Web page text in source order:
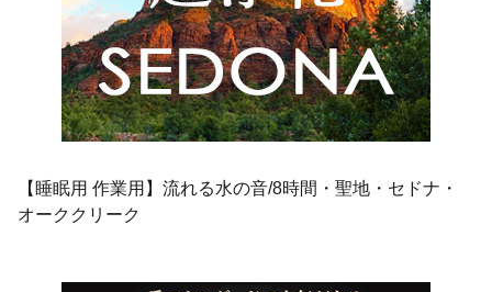
【睡眠用 作業用】流れる水の音/8時間・聖地・セドナ・
オーククリーク